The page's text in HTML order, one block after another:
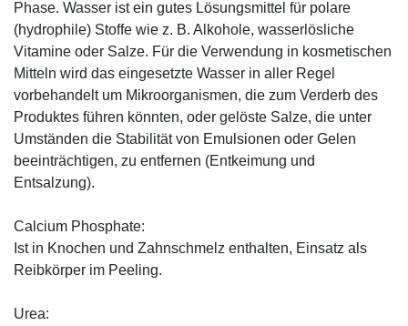
Phase. Wasser ist ein gutes Lösungsmittel für polare
(hydrophile) Stoffe wie z. B. Alkohole, wasserlösliche
Vitamine oder Salze. Für die Verwendung in kosmetischen
Mitteln wird das eingesetzte Wasser in aller Regel
vorbehandelt um Mikroorganismen, die zum Verderb des
Produktes führen könnten, oder gelöste Salze, die unter
Umständen die Stabilität von Emulsionen oder Gelen
beeinträchtigen, zu entfernen (Entkeimung und
Entsalzung).
Calcium Phosphate:
Ist in Knochen und Zahnschmelz enthalten, Einsatz als
Reibkörper im Peeling.
Urea: